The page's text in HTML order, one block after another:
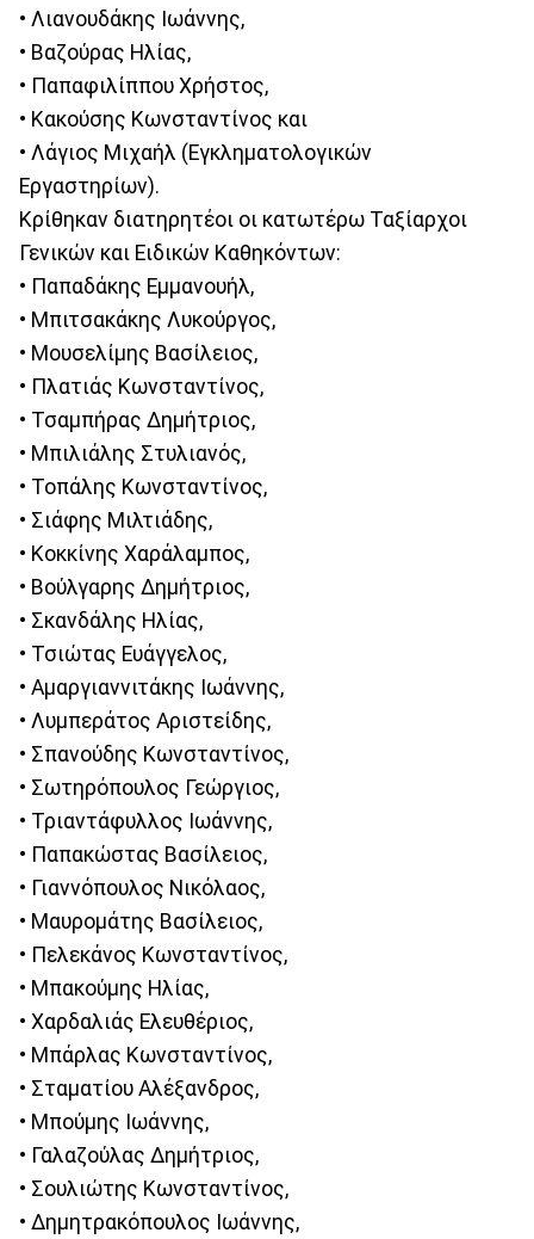
• Λιανουδάκης Ιωάννης,
• Βαζούρας Ηλίας,
• Παπαφιλίππου Χρήστος,
• Κακούσης Κωνσταντίνος και
• Λάγιος Μιχαήλ (Εγκληματολογικών
Εργαστηρίων).
Κρίθηκαν διατηρητέοι οι κατωτέρω Ταξίαρχοι
Γενικών και Ειδικών Καθηκόντων:
• Παπαδάκης Εμμανουήλ,
• Μπιτσακάκης Λυκούργος,
• Μουσελίμης Βασίλειος,
• Πλατιάς Κωνσταντίνος,
• Τσαμπήρας Δημήτριος,
• Μπιλιάλης Στυλιανός,
• Τοπάλης Κωνσταντίνος,
• Σιάφης Μιλτιάδης,
• Κοκκίνης Χαράλαμπος,
• Βούλγαρης Δημήτριος,
• Σκανδάλης Ηλίας,
• Τσιώτας Ευάγγελος,
• Αμαργιαννιτάκης Ιωάννης,
• Λυμπεράτος Αριστείδης,
• Σπανούδης Κωνσταντίνος,
• Σωτηρόπουλος Γεώργιος,
• Τριαντάφυλλος Ιωάννης,
• Παπακώστας Βασίλειος,
• Γιαννόπουλος Νικόλαος,
• Μαυρομάτης Βασίλειος,
• Πελεκάνος Κωνσταντίνος,
• Μπακούμης Ηλίας,
• Χαρδαλιάς Ελευθέριος,
• Μπάρλας Κωνσταντίνος,
• Σταματίου Αλέξανδρος,
• Μπούμης Ιωάννης,
• Γαλαζούλας Δημήτριος,
• Σουλιώτης Κωνσταντίνος,
• Δημητρακόπουλος Ιωάννης,